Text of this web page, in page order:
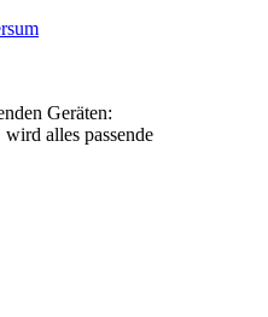
Geräten:
alles passende